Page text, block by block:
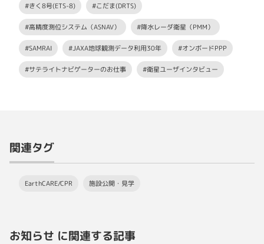
#きく8号(ETS-8) #こだま(DRTS)
#高精度測位システム（ASNAV） #降水レーダ衛星（PMM）
#SAMRAI #JAXA地球観測データ利用30年 #オンボードPPP
#サテライトナビゲーターのお仕事 #衛星ユーザインタビュー
関連タグ
EarthCARE/CPR 施設公開・見学
お知らせ に関連する記事